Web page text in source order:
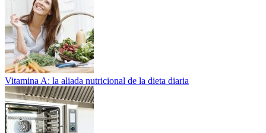
Vitamina A: la aliada nutricional de la dieta diaria